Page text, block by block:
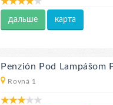
дальше карта
Penzión Pod Lampášom
Rovná 1